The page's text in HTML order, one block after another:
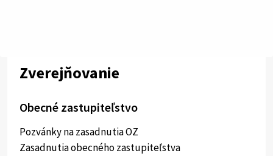
Zverejňovanie
Obecné zastupiteľstvo
Pozvánky na zasadnutia OZ
Zasadnutia obecného zastupiteľstva